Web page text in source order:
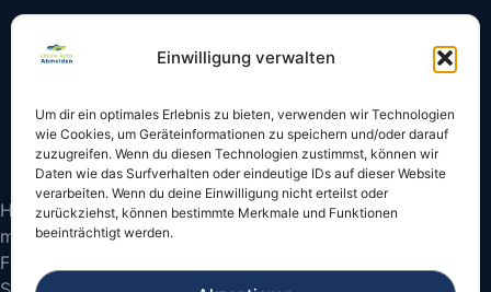
Einwilligung verwalten
Um dir ein optimales Erlebnis zu bieten, verwenden wir Technologien
wie Cookies, um Geräteinformationen zu speichern und/oder darauf
zuzugreifen. Wenn du diesen Technologien zustimmst, können wir
Daten wie das Surfverhalten oder eindeutige IDs auf dieser Website
verarbeiten. Wenn du deine Einwilligung nicht erteilst oder
zurückziehst, können bestimmte Merkmale und Funktionen
beeinträchtigt werden.
Bestätigung per E-Mail Support per WhatsApp
Hinweis: Die Online-Abmeldung ist nicht in allen Fällen
möglich. Bitte prüfen Sie vor dem Start, ob
Fahrzeugschein und Kennzeichen onlinefähige